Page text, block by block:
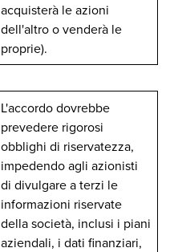
acquisterà le azioni
dell'altro o venderà le
proprie).
L'accordo dovrebbe
prevedere rigorosi
obblighi di riservatezza,
impedendo agli azionisti
di divulgare a terzi le
informazioni riservate
della società, inclusi i piani
aziendali, i dati finanziari,